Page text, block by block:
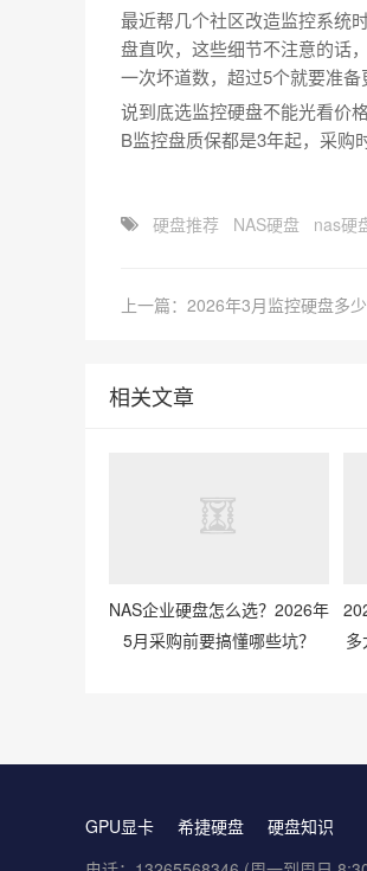
最近帮几个社区改造监控系统
盘直吹，这些细节不注意的话
一次坏道数，超过5个就要准备
说到底选监控硬盘不能光看价
B监控盘质保都是3年起，采购
硬盘推荐 NAS硬盘 nas硬
相关文章
NAS企业硬盘怎么选？2026年
5月采购前要搞懂哪些坑？
GPU显卡 希捷硬盘
硬盘知识